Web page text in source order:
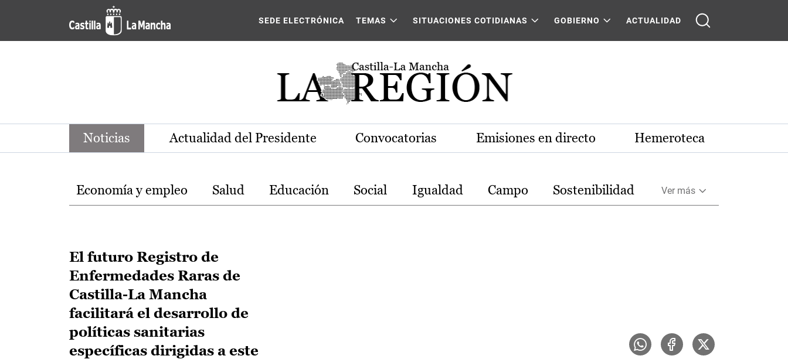
Pasar al contenido principal
Noticias de la región de Castilla-La Mancha
SEDE ELECTRÓNICA TEMAS SITUACIONES COTIDIANAS GOBIERNO ACTUALIDAD
Noticias Actualidad del Presidente Convocatorias Emisiones en directo Hemeroteca
Temas
Economía y empleo Salud Educación Social Igualdad Campo Sostenibilidad Ver más
El futuro Registro de
Enfermedades Raras de
Castilla-La Mancha
facilitará el desarrollo de
políticas sanitarias
específicas dirigidas a este